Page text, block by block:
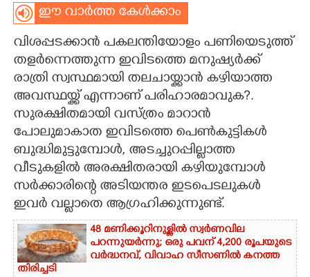
LIFESTYLE
SPIRITUAL
ART
ASTRO
CARTOONS
LITERATURE
ഈ വാർത്ത കേൾക്കാം
വിശപ്പടക്കാൻ പകലന്തിയോളം പണിയെടുത്ത്
തളർന്നെത്തുന്ന ഇവിടത്തെ മനുഷ്യർക്ക്
രാത്രി സ്വസ്ഥമായി തലചായ്ക്കാൻ കഴിയാത്ത
അവസ്ഥയ്ക്ക് എന്നാണ് പരിഹാരമാവുക?.
സുരക്ഷിതമായി വസ്ത്രം മാറാൻ
പോലുമാകാത ഇവിടത്തെ പെൺകുട്ടികൾ
ബുദ്ധിമുട്ടുമ്പോൾ, അടച്ചുറപ്പില്ലാത്ത
വീടുകളിൽ അരക്ഷിതരായി കഴിയുമ്പോൾ
സർക്കാരിന്റെ അടിയന്തര ഇടപെടലുകൾ
ഇവർ വല്ലാതെ ആഗ്രഹിക്കുന്നുണ്ട്.
48 മണിക്കൂറിനുള്ളിൽ സ്വർണവില
പറന്നുയർന്നു; ഒരു പവന് 4,200 രൂപയുടെ
വർദ്ധനവ്, വിവാഹ സീസണിൽ കനത്ത
തിരിച്ചടി